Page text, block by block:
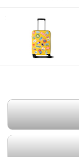
2020/10/08